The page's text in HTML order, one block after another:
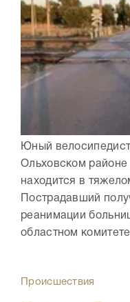
Юный
Ольховском районе
находится в
Пострадавший
реанимации
областном
Происшествия